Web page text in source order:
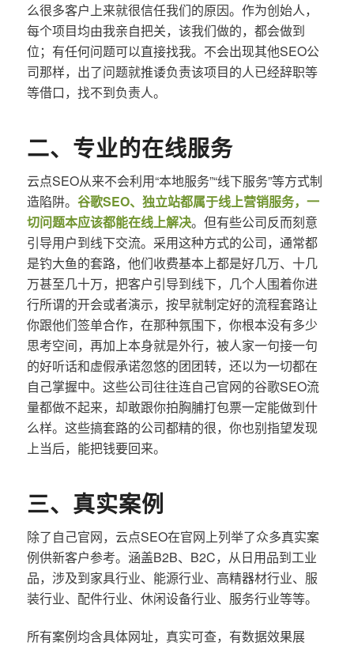
么很多客户上来就很信任我们的原因。作为创始人，
每个项目均由我亲自把关，该我们做的，都会做到
位；有任何问题可以直接找我。不会出现其他SEO公
司那样，出了问题就推诿负责该项目的人已经辞职等
等借口，找不到负责人。
二、专业的在线服务
云点SEO从来不会利用“本地服务”“线下服务”等方式制
造陷阱。 谷歌SEO、独立站都属于线上营销服务，一
切问题本应该都能在线上解决。但有些公司反而刻意
引导用户到线下交流。采用这种方式的公司，通常都
是钓大鱼的套路，他们收费基本上都是好几万、十几
万甚至几十万，把客户引导到线下，几个人围着你进
行所谓的开会或者演示，按早就制定好的流程套路让
你跟他们签单合作，在那种氛围下，你根本没有多少
思考空间，再加上本身就是外行，被人家一句接一句
的好听话和虚假承诺忽悠的团团转，还以为一切都在
自己掌握中。这些公司往往连自己官网的谷歌SEO流
量都做不起来，却敢跟你拍胸脯打包票一定能做到什
么样。这些搞套路的公司都精的很，你也别指望发现
上当后，能把钱要回来。
三、真实案例
除了自己官网，云点SEO在官网上列举了众多真实案
例供新客户参考。涵盖B2B、B2C，从日用品到工业
品，涉及到家具行业、能源行业、高精器材行业、服
装行业、配件行业、休闲设备行业、服务行业等等。
所有案例均含具体网址，真实可查，有数据效果展